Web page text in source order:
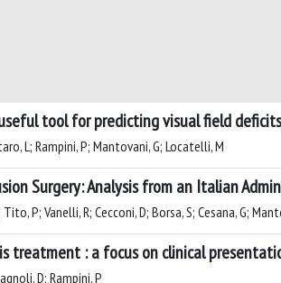
tool for predicting visual field deficits
L; Rampini, P; Mantovani, G; Locatelli, M
Surgery: Analysis from an Italian
P; Vanelli, R; Cecconi, D; Borsa, S; Cesana, G;
: a focus on clinical
D; Rampini, P